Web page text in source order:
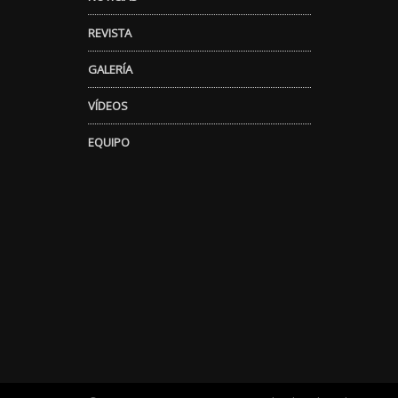
REVISTA
GALERÍA
VÍDEOS
EQUIPO